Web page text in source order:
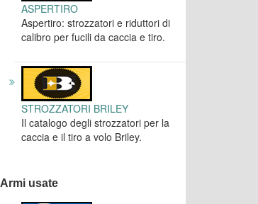
ASPERTIRO
Aspertiro: strozzatori e riduttori di
calibro per fucili da caccia e tiro.
STROZZATORI BRILEY
Il catalogo degli strozzatori per la
caccia e il tiro a volo Briley.
Armi usate